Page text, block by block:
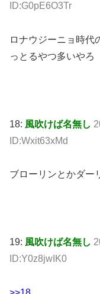
ID:G0pE6O3Tr
ロナウジーニョ時代
っとるやつ多いやろ
18: 風吹けば名無し
ID:Wxit63xMd
ブローリンとかダー
19: 風吹けば名無し
ID:Y0z8jwIK0